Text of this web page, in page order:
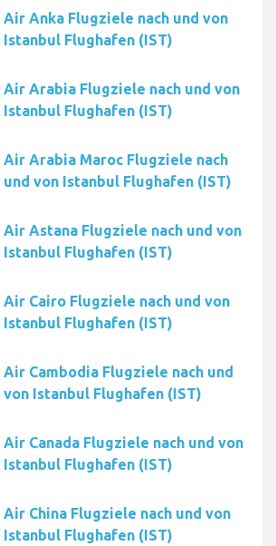
Air Anka Flugziele nach und von
Istanbul Flughafen (IST)
Air Arabia Flugziele nach und von
Istanbul Flughafen (IST)
Air Arabia Maroc Flugziele nach
und von Istanbul Flughafen (IST)
Air Astana Flugziele nach und von
Istanbul Flughafen (IST)
Air Cairo Flugziele nach und von
Istanbul Flughafen (IST)
Air Cambodia Flugziele nach und
von Istanbul Flughafen (IST)
Air Canada Flugziele nach und von
Istanbul Flughafen (IST)
Air China Flugziele nach und von
Istanbul Flughafen (IST)